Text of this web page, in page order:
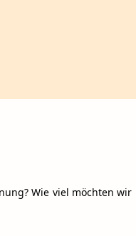
Wie viel möchten wir